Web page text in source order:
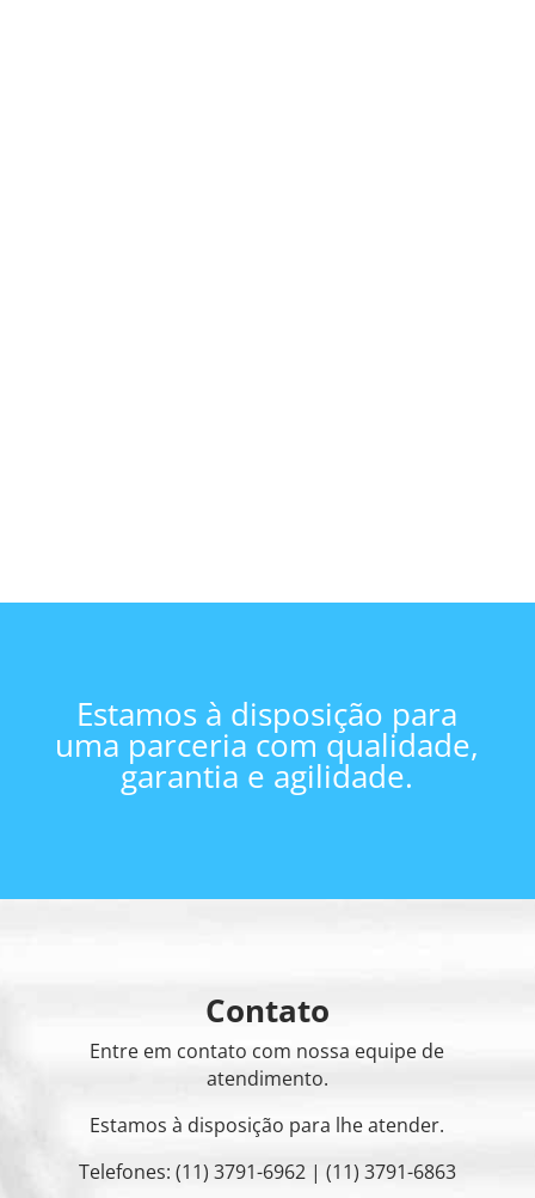
Estamos à disposição para
uma parceria com qualidade,
garantia e agilidade.
Contato
Entre em contato com nossa equipe de
atendimento.
Estamos à disposição para lhe atender.
Telefones: (11) 3791-6962 | (11) 3791-6863